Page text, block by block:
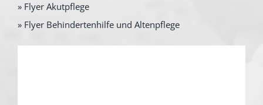
» Flyer Akutpflege
» Flyer Behindertenhilfe und Altenpflege